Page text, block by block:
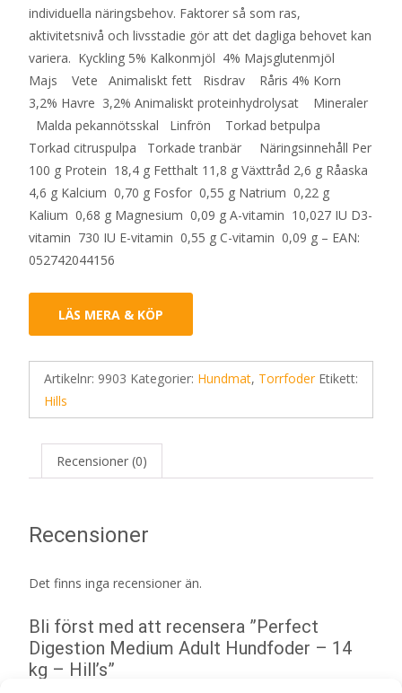
individuella näringsbehov. Faktorer så som ras,
aktivitetsnivå och livsstadie gör att det dagliga behovet kan
variera. Kyckling 5% Kalkonmjöl 4% Majsglutenmjöl
Majs Vete Animaliskt fett Risdrav Råris 4% Korn
3,2% Havre 3,2% Animaliskt proteinhydrolysat Mineraler
Malda pekannötsskal Linfrön Torkad betpulpa
Torkad citruspulpa Torkade tranbär Näringsinnehåll Per
100 g Protein 18,4 g Fetthalt 11,8 g Växttråd 2,6 g Råaska
4,6 g Kalcium 0,70 g Fosfor 0,55 g Natrium 0,22 g
Kalium 0,68 g Magnesium 0,09 g A-vitamin 10,027 IU D3-
vitamin 730 IU E-vitamin 0,55 g C-vitamin 0,09 g – EAN:
052742044156
LÄS MERA & KÖP
Artikelnr: 9903 Kategorier: Hundmat, Torrfoder Etikett:
Hills
Recensioner (0)
Recensioner
Det finns inga recensioner än.
Bli först med att recensera ”Perfect
Digestion Medium Adult Hundfoder – 14
kg – Hill’s”